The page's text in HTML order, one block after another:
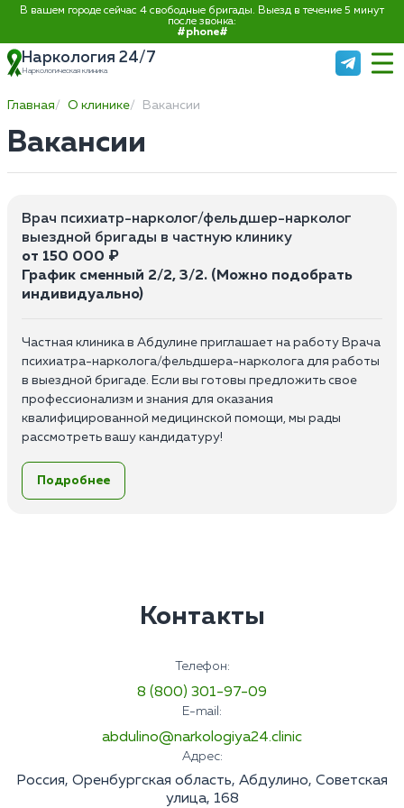
В вашем городе сейчас 4 свободные бригады. Выезд в течение 5 минут
после звонка:
#phone#
Наркология 24/7
Наркологическая клиника
Главная О клинике Вакансии
Вакансии
Врач психиатр-нарколог/фельдшер-нарколог
выездной бригады в частную клинику
от 150 000 ₽
График сменный 2/2, 3/2. (Можно подобрать
индивидуально)
Частная клиника в Абдулине приглашает на работу Врача
психиатра-нарколога/фельдшера-нарколога для работы
в выездной бригаде. Если вы готовы предложить свое
профессионализм и знания для оказания
квалифицированной медицинской помощи, мы рады
рассмотреть вашу кандидатуру!
Обязанности:
Выезд на дом, первичное обследование пациентов;
Высшее или среднее медицинское образование по
Опыт работы от 1 до 3 лет;
Знание основ психиатрии и наркологии, а также
основных методов инструментальной и лабораторной
диагностики;
Умение работать в команде;
Ответственность;
Пунктуальность и высокая
Подробнее
Контакты
Телефон:
8 (800) 301-97-09
E-mail:
abdulino@narkologiya24.clinic
Адрес:
Россия, Оренбургская область, Абдулино, Советская
улица, 168